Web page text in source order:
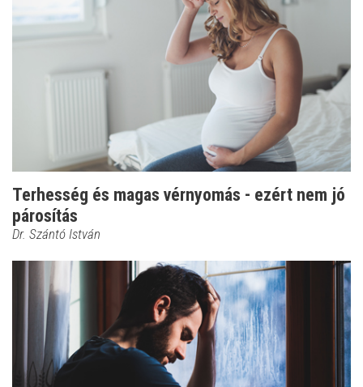
Terhesség és magas vérnyomás - ezért nem jó
párosítás
Dr. Szántó István